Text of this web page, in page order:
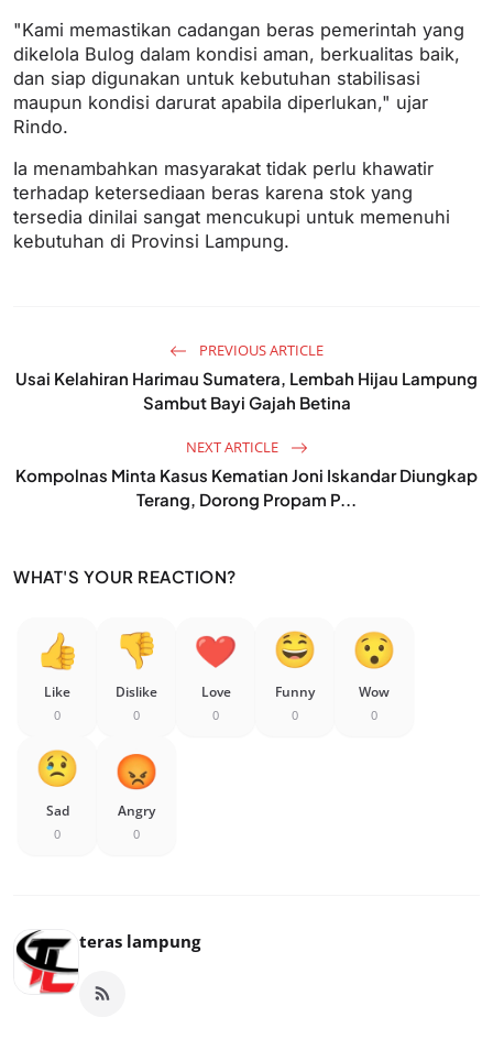
"Kami memastikan cadangan beras pemerintah yang
dikelola Bulog dalam kondisi aman, berkualitas baik,
dan siap digunakan untuk kebutuhan stabilisasi
maupun kondisi darurat apabila diperlukan," ujar
Rindo.
Ia menambahkan masyarakat tidak perlu khawatir
terhadap ketersediaan beras karena stok yang
tersedia dinilai sangat mencukupi untuk memenuhi
kebutuhan di Provinsi Lampung.
PREVIOUS ARTICLE
Usai Kelahiran Harimau Sumatera, Lembah Hijau Lampung
Sambut Bayi Gajah Betina
NEXT ARTICLE
Kompolnas Minta Kasus Kematian Joni Iskandar Diungkap
Terang, Dorong Propam P...
WHAT'S YOUR REACTION?
Like
0
Dislike
0
Love
0
Funny
0
Wow
0
Sad
0
Angry
0
teras lampung